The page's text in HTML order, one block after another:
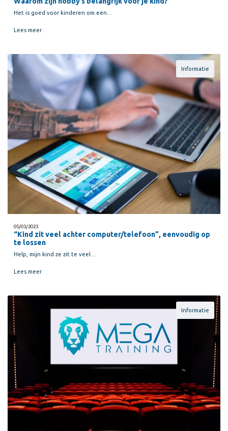
Het is goed voor kinderen om een…
Lees meer
Informatie
05/03/2023
“Kind zit veel achter computer/telefoon”, eenvoudig op
te lossen
Help, mijn kind ze zit te veel…
Lees meer
Informatie